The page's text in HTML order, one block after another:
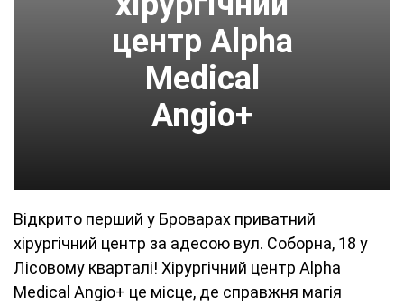
центр Alpha
Medical
Angio+
Відкрито перший у Броварах приватний
хірургічний центр за адесою вул. Соборна, 18 у
Лісовому кварталі! Хірургічний центр Alpha
Medical Angio+ це місце, де справжня магія